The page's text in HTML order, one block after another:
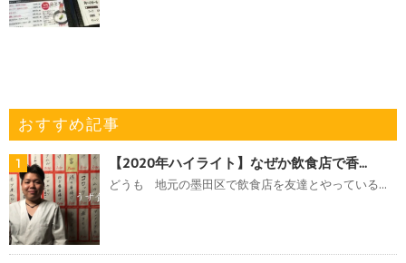
おすすめ記事
1 【2020年ハイライト】なぜか飲食店で香...
どうも 地元の墨田区で飲食店を友達とやっている...